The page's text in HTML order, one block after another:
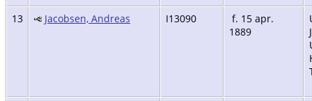
13 Jacobsen, Andreas I13090
f. 15 apr.
1889